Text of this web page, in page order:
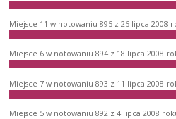
Miejsce 11 w notowaniu 895 z 25 lipca 2008
Miejsce 6 w notowaniu 894 z 18 lipca 2008
Miejsce 7 w notowaniu 893 z 11 lipca 2008
Miejsce 5 w notowaniu 892 z 4 lipca 2008